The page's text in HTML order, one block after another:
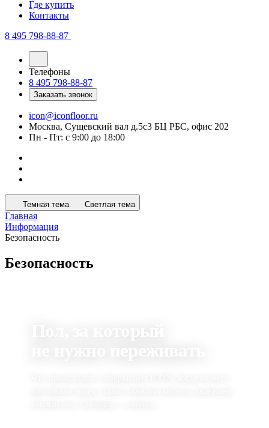
Где купить
Контакты
8 495 798-88-87
Телефоны
8 495 798-88-87
Заказать звонок
icon@iconfloor.ru
Москва, Сущевский вал д.5с3 БЦ РБС, офис 202
Пн - Пт: с 9:00 до 18:00
Темная тема Светлая тема
Главная
Информация
Безопасность
Безопасность